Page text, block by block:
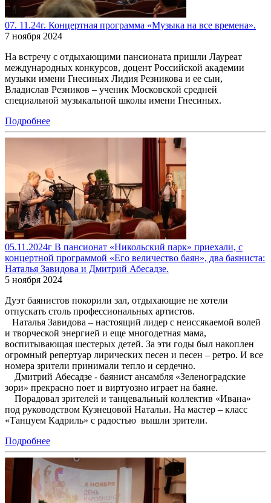
07. 11.24г. Концертная программа «Музыка на все времена».
7 ноября 2024
На встречу с отдыхающими пансионата пришли Лауреат
международных конкурсов, доцент Российской академии
музыки имени Гнесиных Лидия Резникова и ее сын,
Владислав Резников – ученик Московской средней
специальной музыкальной школы имени Гнесиных.
Подробнее
05.11.2024г В пансионат «Никольский парк» приехали, с
концертной программой «Его величество баян», два баяниста:
Наталья Завидова и Дмитрий Абесадзе.
5 ноября 2024
Дуэт баянистов покорили зал, отдыхающие не хотели
отпускать столь профессиональных артистов.
Наталья Завидова – настоящий лидер с неиссякаемой волей
и творческой энергией и еще многодетная мама,
воспитывающая шестерых детей. За эти годы был накоплен
огромный репертуар лирических песен и песен – ретро. И все
номера зрители принимали тепло и сердечно.
Дмитрий Абесадзе - баянист ансамбля «Зеленоградские
зори» прекрасно поет и виртуозно играет на баяне.
Порадовал зрителей и танцевальный коллектив «Ивана»
под руководством Кузнецовой Натальи. На мастер – класс
«Танцуем Кадриль» с радостью вышли зрители.
Подробнее